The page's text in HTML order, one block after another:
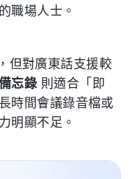
職場人士。
但對廣東話支援較
忘錄 則適合「即
時間會議錄音檔或
明顯不足。